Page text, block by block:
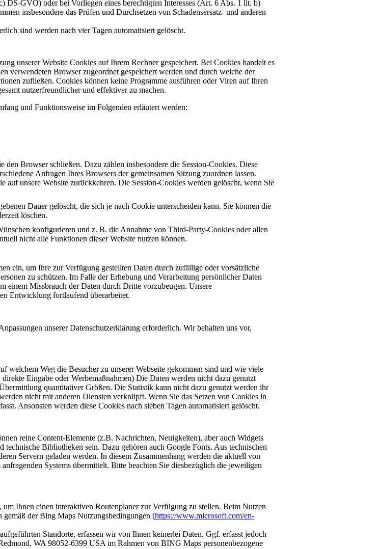
GVO) oder bei Vorliegen eines berechtigten Interesses (Art. 6 Abs. 1 lit. b)
insbesondere das Prüfen und Durchsetzen von Schadensersatz- und anderen
sind werden nach vier Tagen automatisiert gelöscht.
unserer Website Cookies auf Ihrem Rechner gespeichert. Bei Cookies handelt es
verwendeten Browser zugeordnet gespeichert werden und durch welche der
zufließen. Cookies können keine Programme ausführen oder Viren auf Ihren
nutzerfreundlicher und effektiver zu machen.
und Funktionsweise im Folgenden erläutert werden:
den Browser schließen. Dazu zählen insbesondere die Session-Cookies. Diese
Anfragen Ihres Browsers der gemeinsamen Sitzung zuordnen lassen.
unsere Website zurückkehren. Die Session-Cookies werden gelöscht, wenn Sie
Dauer gelöscht, die sich je nach Cookie unterscheiden kann. Sie können die
löschen.
konfigurieren und z. B. die Annahme von Third-Party-Cookies oder allen
nicht alle Funktionen dieser Website nutzen können.
ein, um Ihre zur Verfügung gestellten Daten durch zufällige oder vorsätzliche
zu schützen. Im Falle der Erhebung und Verarbeitung persönlicher Daten
einem Missbrauch der Daten durch Dritte vorzubeugen. Unsere
Entwicklung fortlaufend überarbeitet.
unserer Datenschutzerklärung erforderlich. Wir behalten uns vor,
welchem Weg die Besucher zu unserer Webseite gekommen sind und wie viele
Eingabe oder Werbemaßnahmen) Die Daten werden nicht dazu genutzt
quantitativer Größen. Die Statistik kann nicht dazu genutzt werden ihr
nicht mit anderen Diensten verknüpft. Wenn Sie das Setzen von Cookies in
Ansonsten werden diese Cookies nach sieben Tagen automatisiert gelöscht.
reine Content-Elemente (z.B. Nachrichten, Neuigkeiten), aber auch Widgets
Bibliotheken sein. Dazu gehören auch Google Fonts. Aus technischen
Servern geladen werden. In diesem Zusammenhang werden die aktuell von
Systems übermittelt. Bitte beachten Sie diesbezüglich die jeweiligen
Ihnen einen interaktiven Routenplaner zur Verfügung zu stellen. Beim Nutzen
gemäß der Bing Maps Nutzungsbedingungen (https://www.microsoft.com/en-
Standorte, erfassen wir von Ihnen keinerlei Daten. Ggf. erfasst jedoch
WA 98052-6399 USA im Rahmen von BING Maps personenbezogene